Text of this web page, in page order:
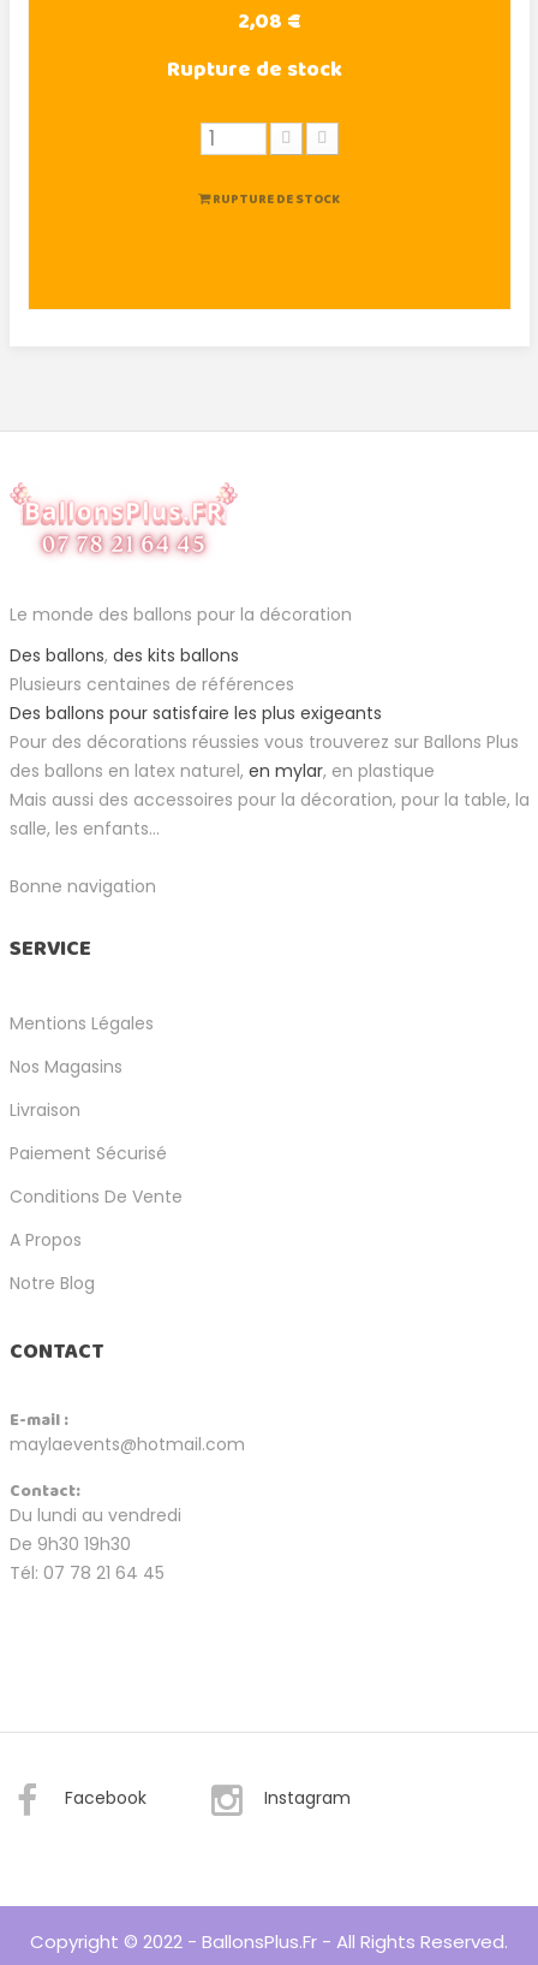
2,08 €
Rupture de stock
RUPTURE DE STOCK
Le monde des ballons pour la décoration
Des ballons, des kits ballons
Plusieurs centaines de références
Des ballons pour satisfaire les plus exigeants
Pour des décorations réussies vous trouverez sur Ballons Plus
des ballons en latex naturel, en mylar, en plastique
Mais aussi des accessoires pour la décoration, pour la table, la
salle, les enfants...
Bonne navigation
SERVICE
Mentions Légales
Nos Magasins
Livraison
Paiement Sécurisé
Conditions De Vente
A Propos
Notre Blog
CONTACT
E-mail :
maylaevents@hotmail.com
Contact:
Du lundi au vendredi
De 9h30 19h30
Tél: 07 78 21 64 45
Facebook Instagram
Copyright © 2022 - BallonsPlus.fr - All Rights Reserved.